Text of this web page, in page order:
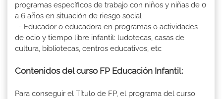
programas específicos de trabajo con niños y niñas de 0
a 6 años en situación de riesgo social
- Educador o educadora en programas o actividades
de ocio y tiempo libre infantil: ludotecas, casas de
cultura, bibliotecas, centros educativos, etc
Contenidos del curso FP Educación Infantil:
Para conseguir el Título de FP, el programa del curso